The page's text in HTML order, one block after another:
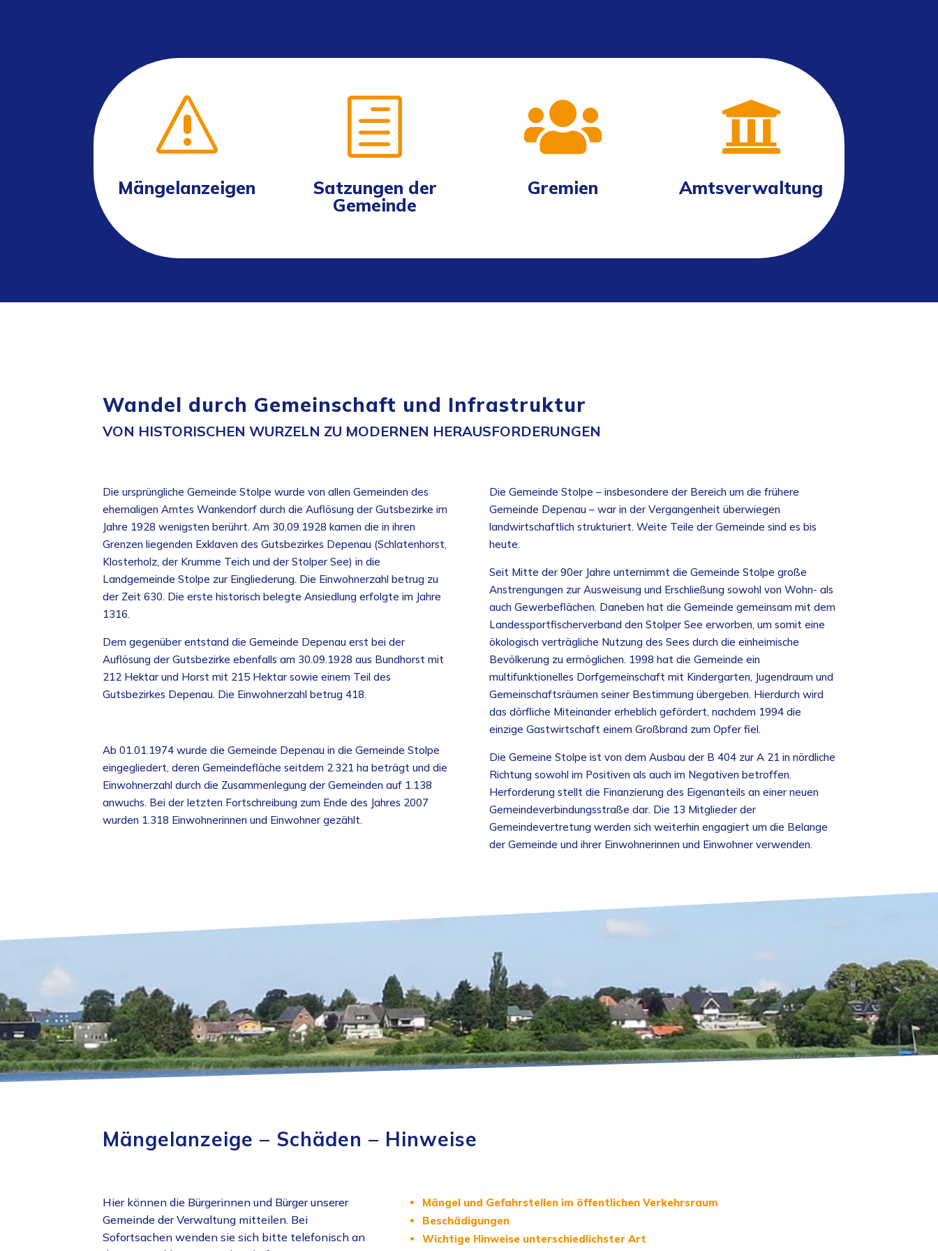
s
Mängelanzeigen
h
Satzungen der
Gemeinde

Gremien

Amtsverwaltung
Wandel durch Gemeinschaft und Infrastruktur
VON HISTORISCHEN WURZELN ZU MODERNEN HERAUSFORDERUNGEN
Die ursprüngliche Gemeinde Stolpe wurde von allen Gemeinden des
ehemaligen Amtes Wankendorf durch die Auflösung der Gutsbezirke im
Jahre 1928 wenigsten berührt. Am 30.09.1928 kamen die in ihren
Grenzen liegenden Exklaven des Gutsbezirkes Depenau (Schlatenhorst,
Klosterholz, der Krumme Teich und der Stolper See) in die
Landgemeinde Stolpe zur Eingliederung. Die Einwohnerzahl betrug zu
der Zeit 630. Die erste historisch belegte Ansiedlung erfolgte im Jahre
1316.
Dem gegenüber entstand die Gemeinde Depenau erst bei der
Auflösung der Gutsbezirke ebenfalls am 30.09.1928 aus Bundhorst mit
212 Hektar und Horst mit 215 Hektar sowie einem Teil des
Gutsbezirkes Depenau. Die Einwohnerzahl betrug 418.
Ab 01.01.1974 wurde die Gemeinde Depenau in die Gemeinde Stolpe
eingegliedert, deren Gemeindefläche seitdem 2.321 ha beträgt und die
Einwohnerzahl durch die Zusammenlegung der Gemeinden auf 1.138
anwuchs. Bei der letzten Fortschreibung zum Ende des Jahres 2007
wurden 1.318 Einwohnerinnen und Einwohner gezählt.
Die Gemeinde Stolpe – insbesondere der Bereich um die frühere
Gemeinde Depenau – war in der Vergangenheit überwiegen
landwirtschaftlich strukturiert. Weite Teile der Gemeinde sind es bis
heute.
Seit Mitte der 90er Jahre unternimmt die Gemeinde Stolpe große
Anstrengungen zur Ausweisung und Erschließung sowohl von Wohn- als
auch Gewerbeflächen. Daneben hat die Gemeinde gemeinsam mit dem
Landessportfischerverband den Stolper See erworben, um somit eine
ökologisch verträgliche Nutzung des Sees durch die einheimische
Bevölkerung zu ermöglichen. 1998 hat die Gemeinde ein
multifunktionelles Dorfgemeinschaft mit Kindergarten, Jugendraum und
Gemeinschaftsräumen seiner Bestimmung übergeben. Hierdurch wird
das dörfliche Miteinander erheblich gefördert, nachdem 1994 die
einzige Gastwirtschaft einem Großbrand zum Opfer fiel.
Die Gemeine Stolpe ist von dem Ausbau der B 404 zur A 21 in nördliche
Richtung sowohl im Positiven als auch im Negativen betroffen.
Herforderung stellt die Finanzierung des Eigenanteils an einer neuen
Gemeindeverbindungsstraße dar. Die 13 Mitglieder der
Gemeindevertretung werden sich weiterhin engagiert um die Belange
der Gemeinde und ihrer Einwohnerinnen und Einwohner verwenden.
Mängelanzeige – Schäden – Hinweise
Hier können die Bürgerinnen und Bürger unserer
Gemeinde der Verwaltung mitteilen. Bei
Sofortsachen wenden sie sich bitte telefonisch an
Mängel und Gefahrstellen im öffentlichen Verkehrsraum
Beschädigungen
Wichtige Hinweise unterschiedlichster Art